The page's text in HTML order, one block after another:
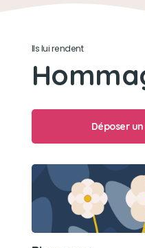
Tu étais tellement
Gentil doux fier et très
que tu étais le plus
Son jouet préféré
Ton petit jouet que tu
et qu’on a toujours
Son loisir préféré
Ils lui rendent
Déposer